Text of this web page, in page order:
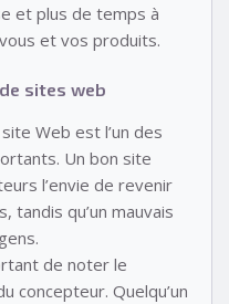
et plus de temps à
et vos produits.
sites web
Web est l’un des
Un bon site
l’envie de revenir
tandis qu’un mauvais
de noter le
concepteur. Quelqu’un